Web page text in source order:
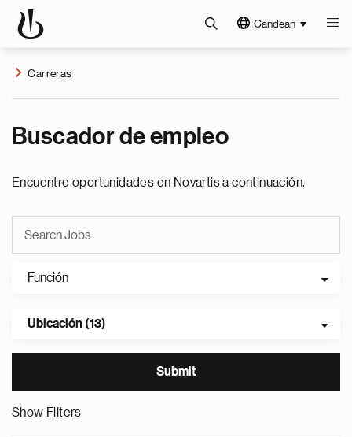
Candean
Carreras
Buscador de empleo
Encuentre oportunidades en Novartis a continuación.
Función
Ubicación (13)
Show Filters